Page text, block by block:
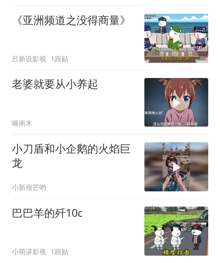
《亚洲频道之没得商量》
吕新说影视 1跟贴
老婆就要从小养起
喃南木
小刀盾和小企鹅的火焰巨
龙
小新很芒哟
巴巴羊的歼10c
小萌讲影视 1跟贴